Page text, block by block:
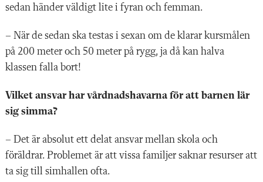
sedan händer väldigt lite i fyran och femman.
– När de sedan ska testas i sexan om de klarar kursmålen
på 200 meter och 50 meter på rygg, ja då kan halva
klassen falla bort!
Vilket ansvar har vårdnadshavarna för att barnen lär
sig simma?
– Det är absolut ett delat ansvar mellan skola och
föräldrar. Problemet är att vissa familjer saknar resurser att
ta sig till simhallen ofta.